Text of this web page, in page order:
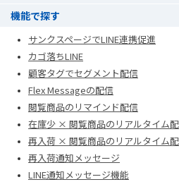
機能で探す
サンクスページでLINE連携促進
カゴ落ちLINE
顧客タグでセグメント配信
Flex Messageの配信
閲覧商品のリマインド配信
在庫少 × 閲覧商品のリアルタイム
再入荷 × 閲覧商品のリアルタイム
再入荷通知メッセージ
LINE通知メッセージ機能